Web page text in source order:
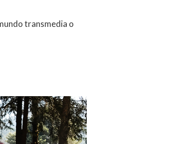
transmedia o